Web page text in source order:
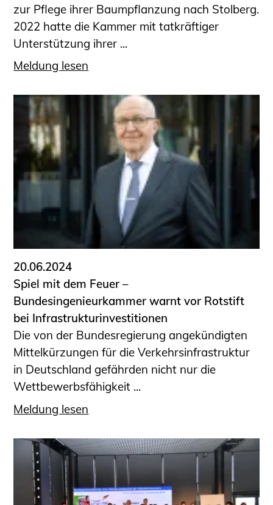
zur Pflege ihrer Baumpflanzung nach Stolberg.
2022 hatte die Kammer mit tatkräftiger
Unterstützung ihrer ...
Meldung lesen
20.06.2024
Spiel mit dem Feuer –
Bundesingenieurkammer warnt vor Rotstift
bei Infrastrukturinvestitionen
Die von der Bundesregierung angekündigten
Mittelkürzungen für die Verkehrsinfrastruktur
in Deutschland gefährden nicht nur die
Wettbewerbsfähigkeit ...
Meldung lesen